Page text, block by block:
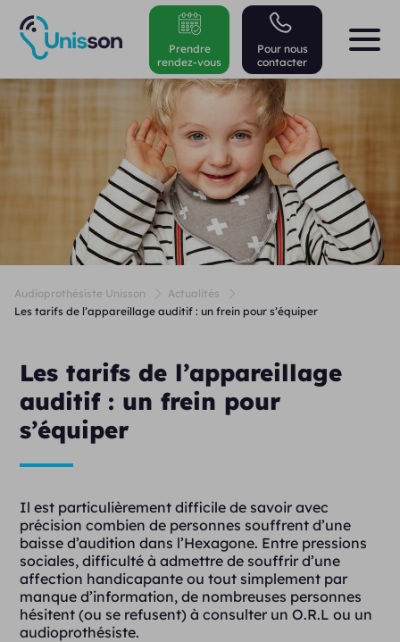
Pour nous
contacter
Prendre
rendez-vous
Audioprothésiste Unisson
Actualités
Les tarifs de l’appareillage auditif : un frein pour s’équiper
Les tarifs de l’appareillage
auditif : un frein pour
s’équiper
Il est particulièrement difficile de savoir avec
précision combien de personnes souffrent d’une
baisse d’audition dans l’Hexagone. Entre pressions
sociales, difficulté à admettre de souffrir d’une
affection handicapante ou tout simplement par
manque d’information, de nombreuses personnes
hésitent (ou se refusent) à consulter un O.R.L ou un
audioprothésiste.